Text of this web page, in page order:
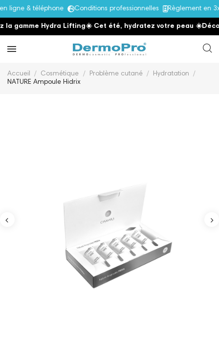
ligne & téléphone Conditions professionnelles Règlement en
gamme Hydra Lifting☀️ Cet été, hydratez votre peau ☀️
Accueil Cosmétique Problème cutané
Hydratation
NATURE Ampoule Hidrix